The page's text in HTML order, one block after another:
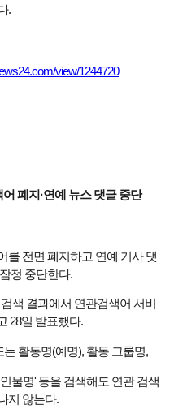
.
view/1244720
폐지·연예 뉴스 댓글 중단
를 전면 폐지하고 연예 기사 댓
정 중단한다.
색 결과에서 연관검색어 서비
28일 발표했다.
활동명(예명), 활동 그룹명,
물명' 등을 검색해도 연관 검색
지 않는다.